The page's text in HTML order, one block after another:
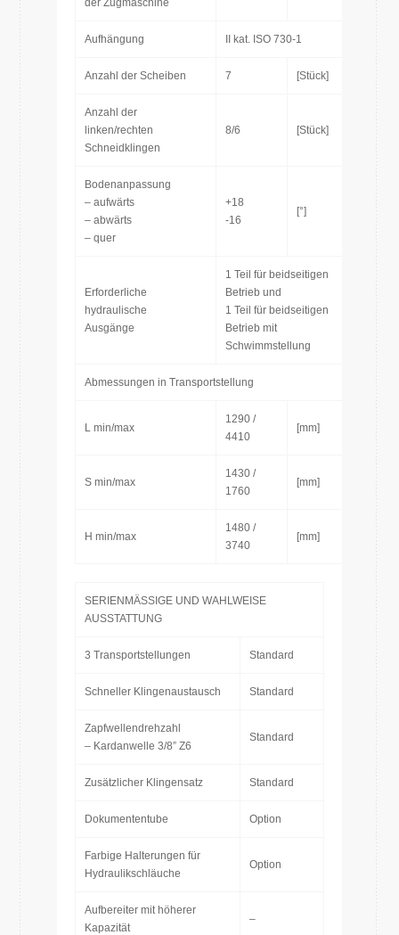
der Zugmaschine
Aufhängung II kat. ISO 730-1
Anzahl der Scheiben 7 [Stück]
Anzahl der
linken/rechten
Schneidklingen
8/6 [Stück]
Bodenanpassung
– aufwärts
– abwärts
– quer
+18
-16
[°]
Erforderliche
hydraulische
Ausgänge
1 Teil für beidseitigen
Betrieb und
1 Teil für beidseitigen
Betrieb mit
Schwimmstellung
Abmessungen in Transportstellung
L min/max
1290 /
4410
[mm]
S min/max
1430 /
1760
[mm]
H min/max
1480 /
3740
[mm]
SERIENMÄSSIGE UND WAHLWEISE
AUSSTATTUNG
3 Transportstellungen Standard
Schneller Klingenaustausch Standard
Zapfwellendrehzahl
– Kardanwelle 3/8” Z6
Standard
Zusätzlicher Klingensatz Standard
Dokumententube Option
Farbige Halterungen für
Hydraulikschläuche
Option
Aufbereiter mit höherer
Kapazität
–